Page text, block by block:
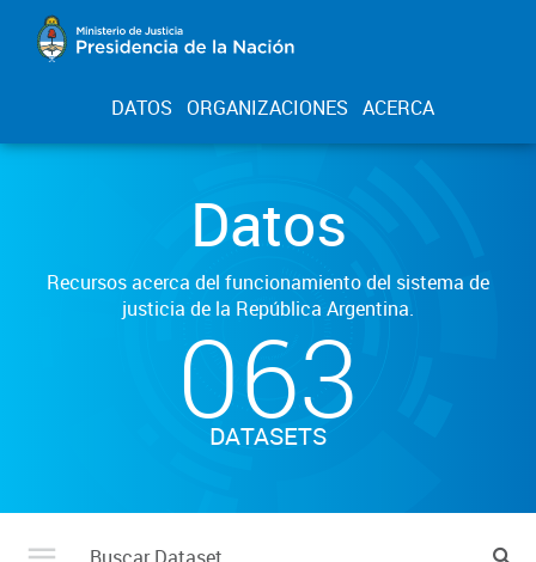
DATOS ORGANIZACIONES ACERCA
Datos
Recursos acerca del funcionamiento del sistema de
justicia de la República Argentina.
063
DATASETS